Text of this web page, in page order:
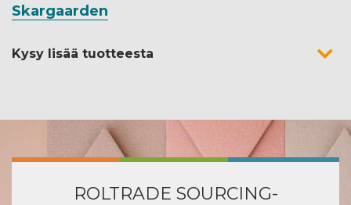
Skargaarden
Kysy lisää tuotteesta
ROLTRADE SOURCING-